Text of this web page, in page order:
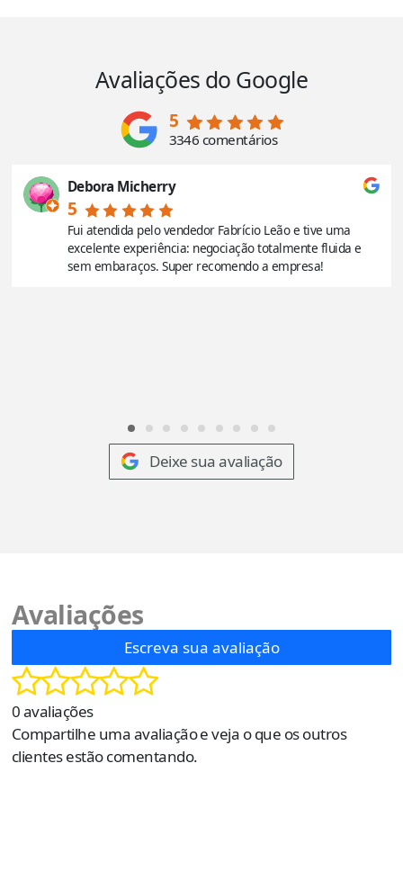
Avaliações do Google
5
3346 comentários
Debora Micherry
5
Fui atendida pelo vendedor Fabrício Leão e tive uma
excelente experiência: negociação totalmente fluida e
sem embaraços. Super recomendo a empresa!
Deixe sua avaliação
Avaliações
Escreva sua avaliação
0 avaliações
Compartilhe uma avaliação e veja o que os outros
clientes estão comentando.